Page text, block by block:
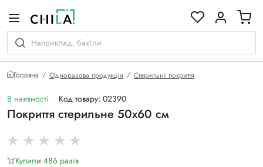
Головна Одноразова продукція Стерильні покриття
В наявності Код товару: 02390
Покриття стерильне 50х60 см
Купили 486 разiв
гамі